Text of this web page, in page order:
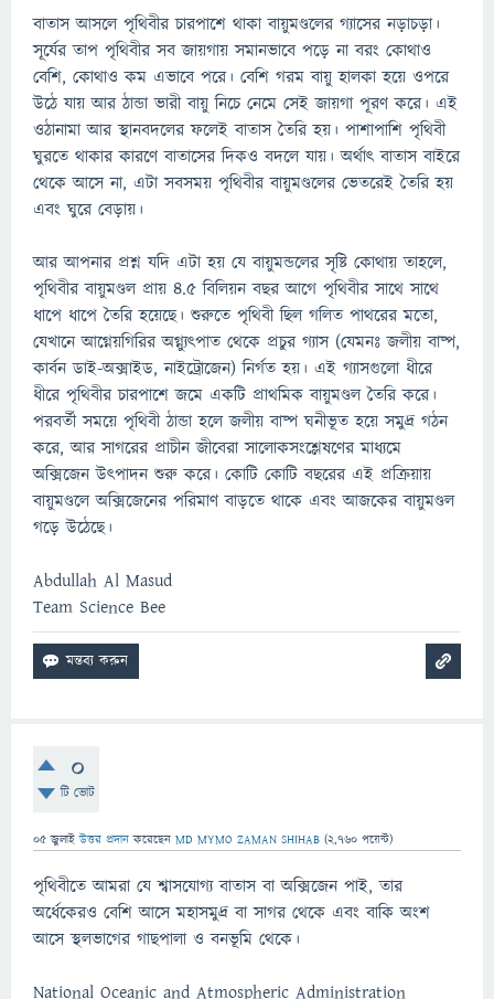
বাতাস আসলে পৃথিবীর চারপাশে থাকা বায়ুমণ্ডলের গ্যাসের নড়াচড়া।
সূর্যের তাপ পৃথিবীর সব জায়গায় সমানভাবে পড়ে না বরং কোথাও
বেশি, কোথাও কম এভাবে পরে। বেশি গরম বায়ু হালকা হয়ে ওপরে
উঠে যায় আর ঠান্ডা ভারী বায়ু নিচে নেমে সেই জায়গা পূরণ করে। এই
ওঠানামা আর স্থানবদলের ফলেই বাতাস তৈরি হয়। পাশাপাশি পৃথিবী
ঘুরতে থাকার কারণে বাতাসের দিকও বদলে যায়। অর্থাৎ বাতাস বাইরে
থেকে আসে না, এটা সবসময় পৃথিবীর বায়ুমণ্ডলের ভেতরেই তৈরি হয়
এবং ঘুরে বেড়ায়।
আর আপনার প্রশ্ন যদি এটা হয় যে বায়ুমন্ডলের সৃষ্টি কোথায় তাহলে,
পৃথিবীর বায়ুমণ্ডল প্রায় ৪.৫ বিলিয়ন বছর আগে পৃথিবীর সাথে সাথে
ধাপে ধাপে তৈরি হয়েছে। শুরুতে পৃথিবী ছিল গলিত পাথরের মতো,
যেখানে আগ্নেয়গিরির অগ্ন্যুৎপাত থেকে প্রচুর গ্যাস (যেমনঃ জলীয় বাষ্প,
কার্বন ডাই-অক্সাইড, নাইট্রোজেন) নির্গত হয়। এই গ্যাসগুলো ধীরে
ধীরে পৃথিবীর চারপাশে জমে একটি প্রাথমিক বায়ুমণ্ডল তৈরি করে।
পরবর্তী সময়ে পৃথিবী ঠান্ডা হলে জলীয় বাষ্প ঘনীভূত হয়ে সমুদ্র গঠন
করে, আর সাগরের প্রাচীন জীবেরা সালোকসংশ্লেষণের মাধ্যমে
অক্সিজেন উৎপাদন শুরু করে। কোটি কোটি বছরের এই প্রক্রিয়ায়
বায়ুমণ্ডলে অক্সিজেনের পরিমাণ বাড়তে থাকে এবং আজকের বায়ুমণ্ডল
গড়ে উঠেছে।
Abdullah Al Masud
Team Science Bee
0
টি ভোট
05 জুলাই উত্তর প্রদান করেছেন MD MYMO ZAMAN SHIHAB (2,760 পয়েন্ট)
পৃথিবীতে আমরা যে শ্বাসযোগ্য বাতাস বা অক্সিজেন পাই, তার
অর্ধেকেরও বেশি আসে মহাসমুদ্র বা সাগর থেকে এবং বাকি অংশ
আসে স্থলভাগের গাছপালা ও বনভূমি থেকে।
National Oceanic and Atmospheric Administration